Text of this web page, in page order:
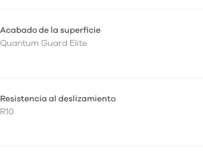
Acabado de la superficie
Quantum Guard Elite
Resistencia al deslizamiento
R10